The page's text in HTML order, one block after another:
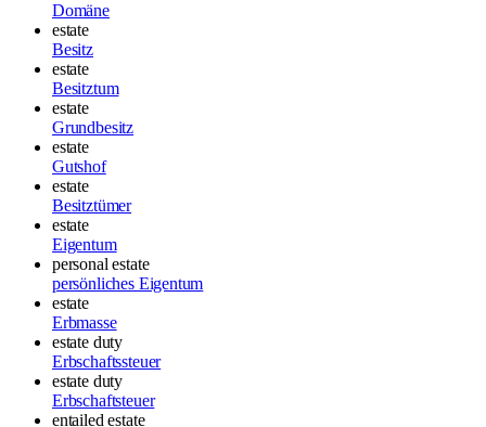
Domäne
estate
Besitz
estate
Besitztum
estate
Grundbesitz
estate
Gutshof
estate
Besitztümer
estate
Eigentum
personal estate
persönliches Eigentum
estate
Erbmasse
estate duty
Erbschaftssteuer
estate duty
Erbschaftsteuer
entailed estate